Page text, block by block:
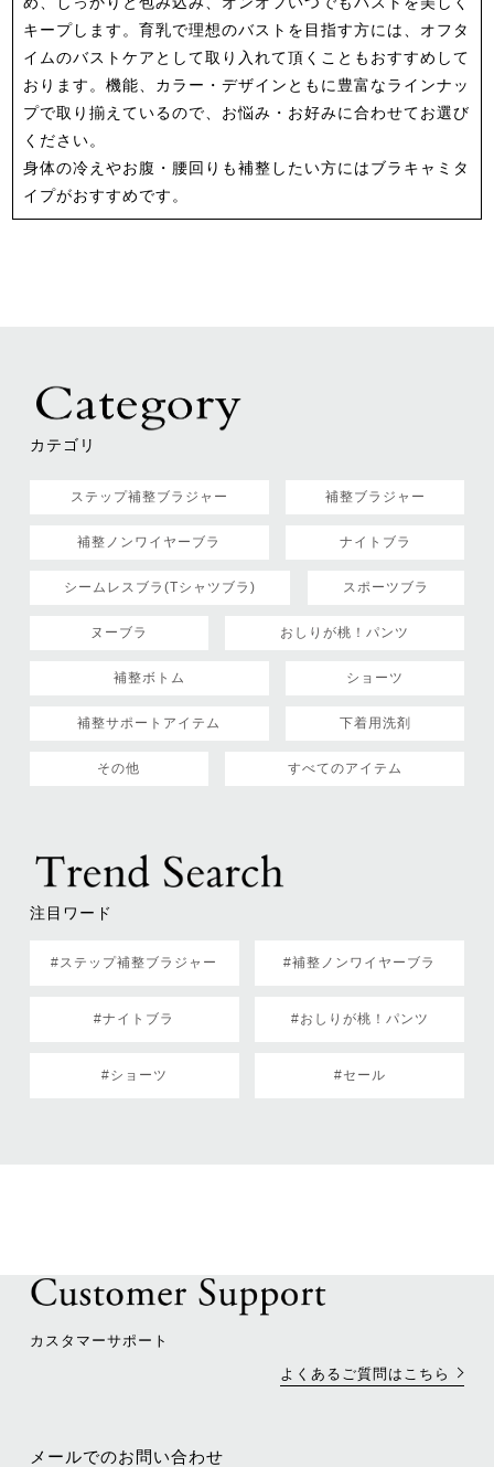
キープします。育乳で理想のバストを目指す方には、オフタ
イムのバストケアとして取り入れて頂くこともおすすめして
おります。機能、カラー・デザインともに豊富なラインナッ
プで取り揃えているので、お悩み・お好みに合わせてお選び
ください。
身体の冷えやお腹・腰回りも補整したい方にはブラキャミタ
イプがおすすめです。
カテゴリ
ステップ補整ブラジャー 補整ブラジャー
補整ノンワイヤーブラ ナイトブラ
シームレスブラ(Tシャツブラ) スポーツブラ
ヌーブラ おしりが桃！パンツ
補整ボトム ショーツ
補整サポートアイテム 下着用洗剤
その他 すべてのアイテム
注目ワード
#ステップ補整ブラジャー #補整ノンワイヤーブラ
#ナイトブラ #おしりが桃！パンツ
#ショーツ #セール
カスタマーサポート
よくあるご質問はこちら
メールでのお問い合わせ